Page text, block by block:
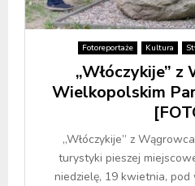
Fotoreportaże Kultura
„Włóczykije”
Wielkopolskim
„Włóczykije” z
turystyki pieszej
niedzielę, 19 kwietnia, pod